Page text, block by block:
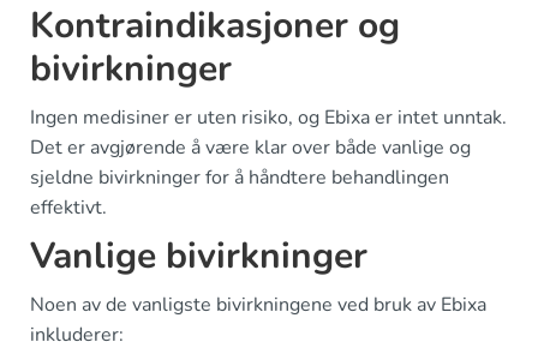
Kontraindikasjoner og
bivirkninger
Ingen medisiner er uten risiko, og Ebixa er intet unntak.
Det er avgjørende å være klar over både vanlige og
sjeldne bivirkninger for å håndtere behandlingen
effektivt.
Vanlige bivirkninger
Noen av de vanligste bivirkningene ved bruk av Ebixa
inkluderer: